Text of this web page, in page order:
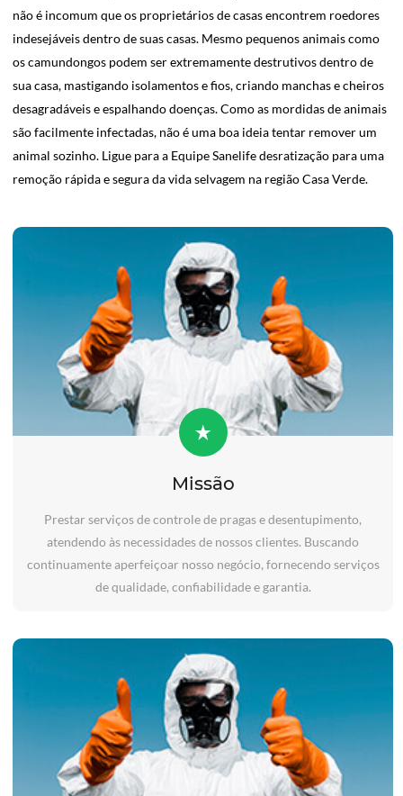
não é incomum que os proprietários de casas encontrem roedores
indesejáveis dentro de suas casas. Mesmo pequenos animais como
os camundongos podem ser extremamente destrutivos dentro de
sua casa, mastigando isolamentos e fios, criando manchas e cheiros
desagradáveis e espalhando doenças. Como as mordidas de animais
são facilmente infectadas, não é uma boa ideia tentar remover um
animal sozinho. Ligue para a Equipe Sanelife desratização para uma
remoção rápida e segura da vida selvagem na região Casa Verde.
Missão
Prestar serviços de controle de pragas e desentupimento,
atendendo às necessidades de nossos clientes. Buscando
continuamente aperfeiçoar nosso negócio, fornecendo serviços
de qualidade, confiabilidade e garantia.